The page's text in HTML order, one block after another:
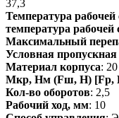
37,3
Температура
температура
Максимальный
Условная
Материал корпуса: 20
Мкр, Нм (Fш, Н) [Fp,
Кол-во оборотов: 2,5
Рабочий ход, мм: 10